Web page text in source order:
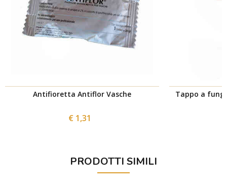
Antifioretta Antiflor Vasche
€ 1,31
Tappo a
PRODOTTI SIMILI